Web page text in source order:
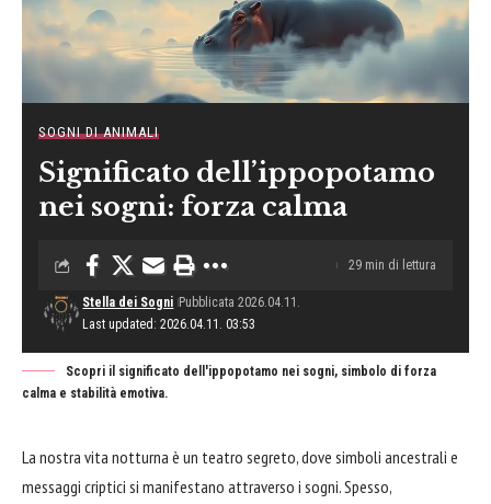
SOGNI DI ANIMALI
Significato dell’ippopotamo
nei sogni: forza calma
Last updated: 2026.04.11. 03:53
Stella dei Sogni Pubblicata 2026.04.11.
29 min di lettura
Scopri il significato dell'ippopotamo nei sogni, simbolo di forza
calma e stabilità emotiva.
La nostra vita notturna è un teatro segreto, dove simboli ancestrali e
messaggi criptici si manifestano attraverso i sogni. Spesso,